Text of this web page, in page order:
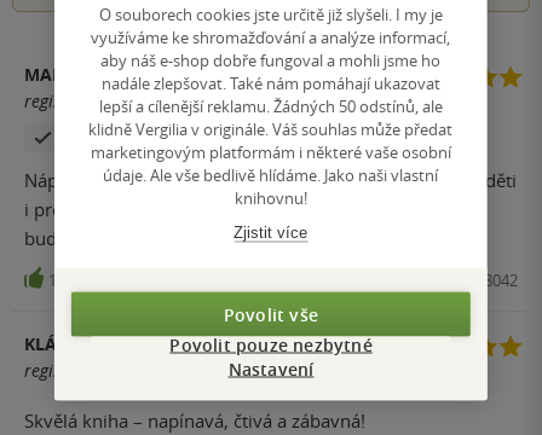
MARTIN HAVELKA
registrovaný uživatel
Zakoupil produkt
Nápadité, neotřelé, milé. Přečteno jedním dechem, pro děti
i pro dospělé... Celý soubor je něčím, k čemu se určitě
budeme vracet.
11 Kniha, Abramis, 2021, 9788087618042
KLÁRA MARŠÍKOVÁ
registrovaný uživatel
Skvělá kniha – napínavá, čtivá a zábavná!
O souborech cookies jste určitě již slyšeli. I my je
využíváme ke shromažďování a analýze informací,
aby náš e-shop dobře fungoval a mohli jsme ho
nadále zlepšovat. Také nám pomáhají ukazovat
lepší a cílenější reklamu. Žádných 50 odstínů, ale
klidně Vergilia v originále. Váš souhlas může předat
marketingovým platformám i některé vaše osobní
údaje. Ale vše bedlivě hlídáme. Jako naši vlastní
knihovnu!
Zjistit více
Povolit vše
Povolit pouze nezbytné
Nastavení